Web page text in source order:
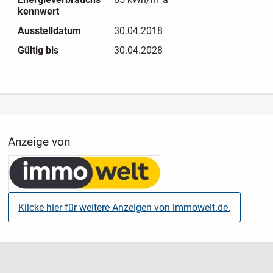
-----------------------
Eigentümers, für deren Richtigkeit wir keine Gewähr
Homepage:
kennwert
Ausstelldatum
30.04.2018
Gültig bis
30.04.2028
Anzeige von
Klicke hier für weitere Anzeigen von immowelt.de.